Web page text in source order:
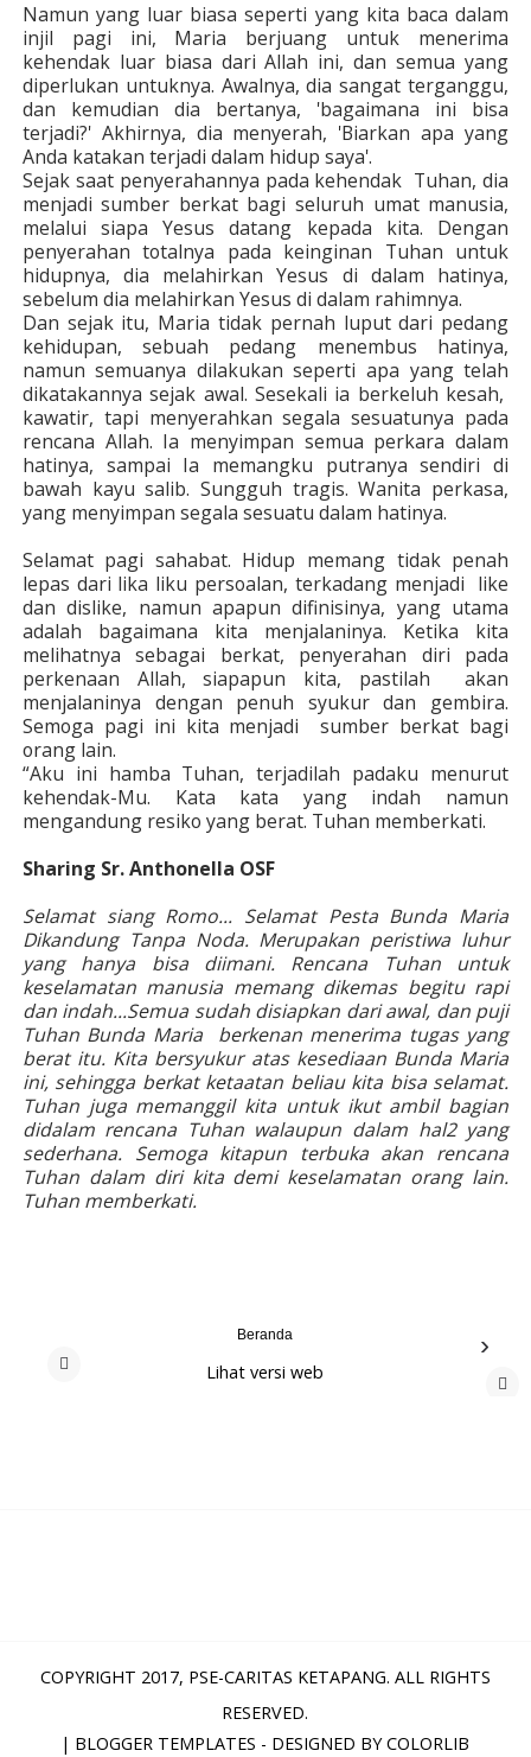
Namun yang luar biasa seperti yang kita baca dalam
injil pagi ini, Maria berjuang untuk menerima
kehendak luar biasa dari Allah ini, dan semua yang
diperlukan untuknya. Awalnya, dia sangat terganggu,
dan kemudian dia bertanya, 'bagaimana ini bisa
terjadi?' Akhirnya, dia menyerah, 'Biarkan apa yang
Anda katakan terjadi dalam hidup saya'.
Sejak saat penyerahannya pada kehendak Tuhan, dia
menjadi sumber berkat bagi seluruh umat manusia,
melalui siapa Yesus datang kepada kita. Dengan
penyerahan totalnya pada keinginan Tuhan untuk
hidupnya, dia melahirkan Yesus di dalam hatinya,
sebelum dia melahirkan Yesus di dalam rahimnya.
Dan sejak itu, Maria tidak pernah luput dari pedang
kehidupan, sebuah pedang menembus hatinya,
namun semuanya dilakukan seperti apa yang telah
dikatakannya sejak awal. Sesekali ia berkeluh kesah,
kawatir, tapi menyerahkan segala sesuatunya pada
rencana Allah. Ia menyimpan semua perkara dalam
hatinya, sampai Ia memangku putranya sendiri di
bawah kayu salib. Sungguh tragis. Wanita perkasa,
yang menyimpan segala sesuatu dalam hatinya.
Selamat pagi sahabat. Hidup memang tidak penah
lepas dari lika liku persoalan, terkadang menjadi like
dan dislike, namun apapun difinisinya, yang utama
adalah bagaimana kita menjalaninya. Ketika kita
melihatnya sebagai berkat, penyerahan diri pada
perkenaan Allah, siapapun kita, pastilah akan
menjalaninya dengan penuh syukur dan gembira.
Semoga pagi ini kita menjadi sumber berkat bagi
orang lain.
“Aku ini hamba Tuhan, terjadilah padaku menurut
kehendak-Mu. Kata kata yang indah namun
mengandung resiko yang berat. Tuhan memberkati.
Sharing Sr. Anthonella OSF
Selamat siang Romo... Selamat Pesta Bunda Maria
Dikandung Tanpa Noda. Merupakan peristiwa luhur
yang hanya bisa diimani. Rencana Tuhan untuk
keselamatan manusia memang dikemas begitu rapi
dan indah...Semua sudah disiapkan dari awal, dan puji
Tuhan Bunda Maria berkenan menerima tugas yang
berat itu. Kita bersyukur atas kesediaan Bunda Maria
ini, sehingga berkat ketaatan beliau kita bisa selamat.
Tuhan juga memanggil kita untuk ikut ambil bagian
didalam rencana Tuhan walaupun dalam hal2 yang
sederhana. Semoga kitapun terbuka akan rencana
Tuhan dalam diri kita demi keselamatan orang lain.
Tuhan memberkati.
›
Beranda
Lihat versi web
COPYRIGHT 2017, PSE-CARITAS KETAPANG. ALL RIGHTS
RESERVED.
| BLOGGER TEMPLATES - DESIGNED BYCOLORLIB